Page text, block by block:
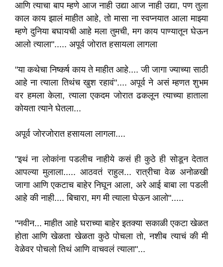
आणि त्याचा बाप म्हणे आज नाही उद्या आज नाही उद्या, पण तुला
काल काय झालं माहीत आहे, तो मासा ना स्वप्नयात आला माझ्या
म्हणे दुनिया बघायची आहे मला तुमची, मग काय पाण्यातून घेऊन
आलो त्याला"..... अपूर्व जोरात हसायला लागला
"या कथेचा निष्कर्ष काय ते माहीत आहे.... जी जागा ज्याच्या साठी
आहे ना त्याला तिथंच खुश रहावं".... अपूर्व ने असं म्हणत शुभम
वर हमला केला, त्याला एकदम जोरात ढकलून त्याच्या हाताला
कोयता त्याने घेतला...
अपूर्व जोरजोरात हसायला लागला....
"इथं ना लोकांना पडलीच नाहीये कसं ही कुठे ही सोडून देतात
आपल्या मुलाला..... आठवतं राहुल... रात्रीचा वेळ अनोळखी
जागा आणि एकटाच बाहेर निघून आला, अरे आई बाबा ला पडली
आहे की नाही.... बिचारा, मग मी त्याला घेऊन आलो".....
"नवीन... माहीत आहे घराच्या बाहेर इतक्या सकाळी एकटा खेळत
होता आणि खेळता खेळता कुठे पोचला तो, नशीब त्याचं की मी
वेळेवर पोचलो तिथं आणि वाचवलं त्याला"...